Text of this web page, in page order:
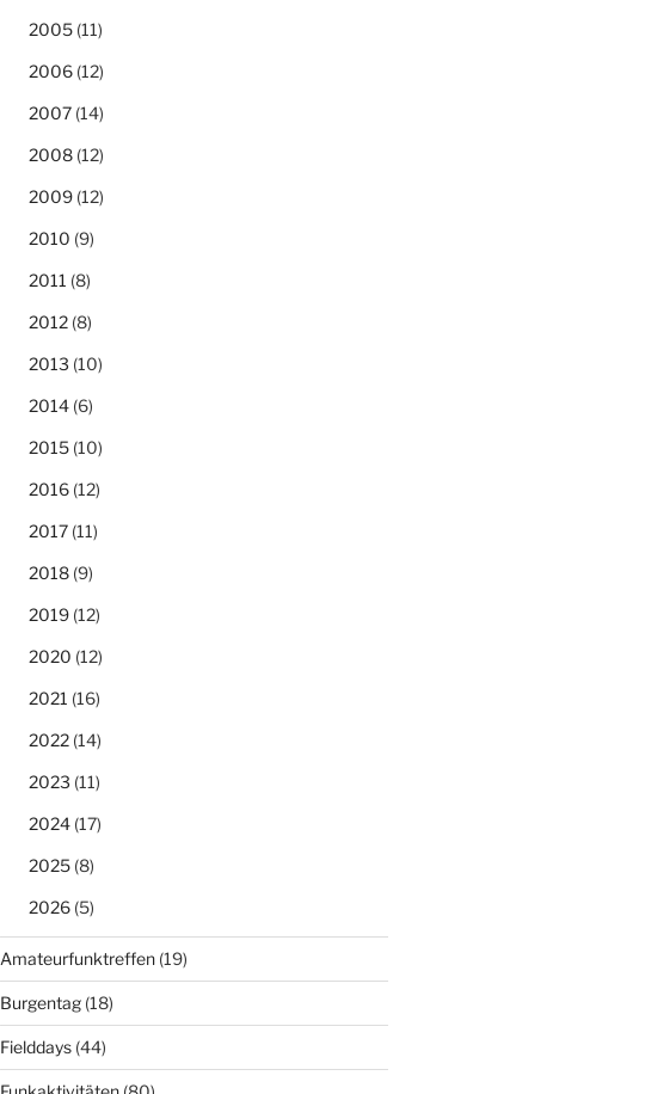
2005(11)
2006(12)
2007(14)
2008(12)
2009(12)
2010 (9)
2011 (8)
2012(8)
2013 (10)
2014(6)
2015(10)
2016(12)
2017(11)
2018(9)
2019(12)
2020 (12)
2021 (16)
2022(14)
2023 (11)
2024(17)
2025(8)
2026(5)
Amateurfunktreffen(19)
Burgentag(18)
Fielddays(44)